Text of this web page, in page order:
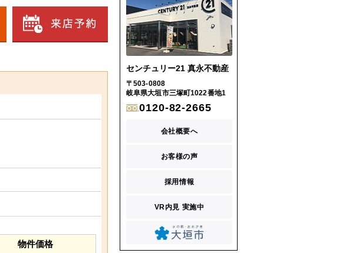
物件価格
センチュリー21 真永不動産
〒503-0808
岐阜県大垣市三塚町1022番地1
0120-82-2665
会社概要へ
お客様の声
採用情報
VR内見 実施中